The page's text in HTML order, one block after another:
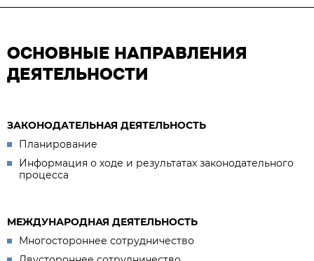
ОСНОВНЫЕ НАПРАВЛЕНИЯ
ДЕЯТЕЛЬНОСТИ
ЗАКОНОДАТЕЛЬНАЯ ДЕЯТЕЛЬНОСТЬ
Планирование
Информация о ходе и результатах законодательного
процесса
МЕЖДУНАРОДНАЯ ДЕЯТЕЛЬНОСТЬ
Многостороннее сотрудничество